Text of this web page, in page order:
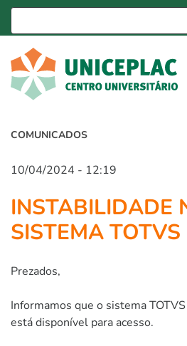
COMUNICADOS
10/04/2024 - 12:19
INSTABILIDADE
SISTEMA TOTVS
Prezados,
Informamos que o sistema
está disponível para acesso.